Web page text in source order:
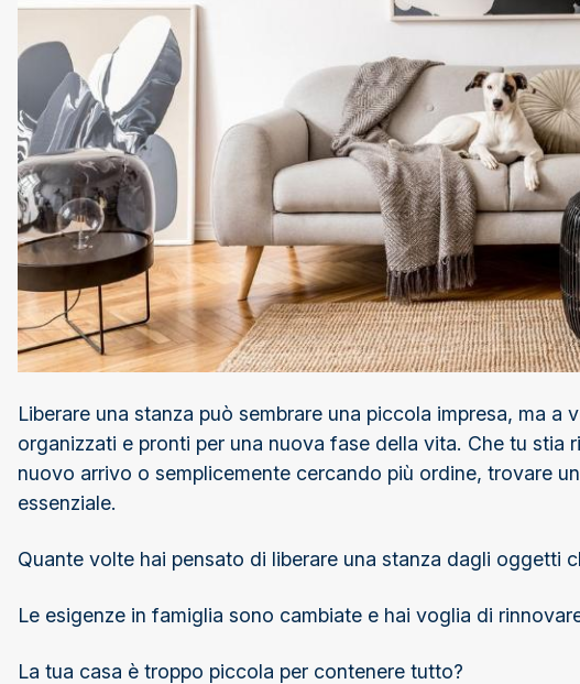
Liberare una stanza può sembrare una piccola impresa, ma a
organizzati e pronti per una nuova fase della vita. Che tu stia
nuovo arrivo o semplicemente cercando più ordine, trovare
essenziale.
Quante volte hai pensato di liberare una stanza dagli oggetti
Le esigenze in famiglia sono cambiate e hai voglia di
La tua casa è troppo piccola per contenere tutto?